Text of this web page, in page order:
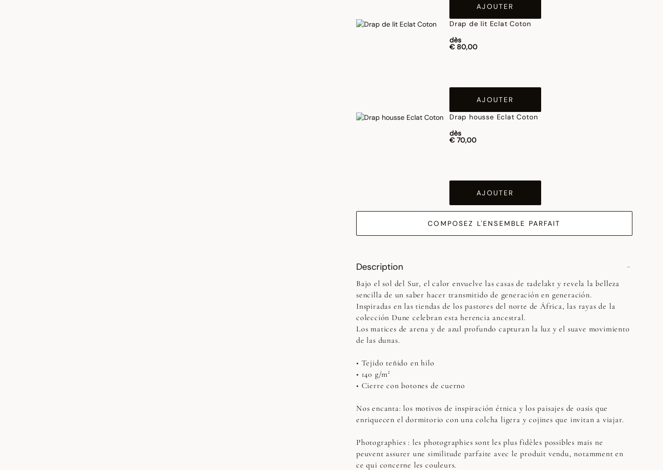
AJOUTER
Drap de lit Eclat Coton
dès
€ 80,00
AJOUTER
Drap housse Eclat Coton
dès
€ 70,00
AJOUTER
COMPOSEZ L'ENSEMBLE PARFAIT
Description
Bajo el sol del Sur, el calor envuelve las casas de tadelakt y revela la belleza
sencilla de un saber hacer transmitido de generación en generación.
Inspiradas en las tiendas de los pastores del norte de África, las rayas de la
colección Dune celebran esta herencia ancestral.
Los matices de arena y de azul profundo capturan la luz y el suave movimiento
de las dunas.
• Tejido teñido en hilo
• 140 g/m²
• Cierre con botones de cuerno
Nos encanta: los motivos de inspiración étnica y los paisajes de oasis que
enriquecen el dormitorio con una colcha ligera y cojines que invitan a viajar.
Photographies : les photographies sont les plus fidèles possibles mais ne
peuvent assurer une similitude parfaite avec le produit vendu, notamment en
ce qui concerne les couleurs.